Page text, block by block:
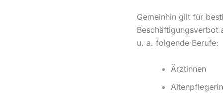
Gemeinhin gilt für
Beschäftigungsverbot
u. a. folgende Berufe:
Ärztinnen